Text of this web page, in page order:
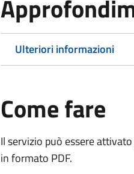
Ulteriori informazioni
Come fare
Il servizio può essere
in formato PDF.